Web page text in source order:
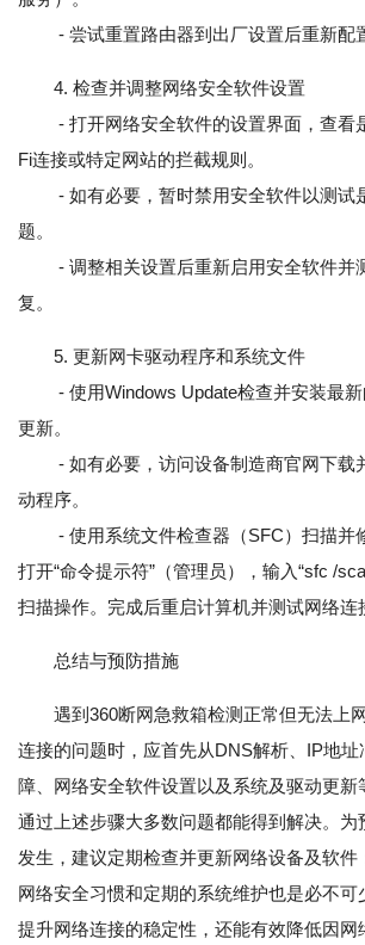
- 尝试重置路由器到出厂设置后重新配
4. 检查并调整网络安全软件设置
- 打开网络安全软件的设置界面，查看
Fi连接或特定网站的拦截规则。
- 如有必要，暂时禁用安全软件以测试
题。
- 调整相关设置后重新启用安全软件并
复。
5. 更新网卡驱动程序和系统文件
- 使用Windows Update检查并安装最新
更新。
- 如有必要，访问设备制造商官网下载
动程序。
- 使用系统文件检查器（SFC）扫描并
打开“命令提示符”（管理员），输入“sfc /
扫描操作。完成后重启计算机并测试网络连
总结与预防措施
遇到360断网急救箱检测正常但无法上
连接的问题时，应首先从DNS解析、IP地址
障、网络安全软件设置以及系统及驱动更新
通过上述步骤大多数问题都能得到解决。为
发生，建议定期检查并更新网络设备及软件
网络安全习惯和定期的系统维护也是必不可
提升网络连接的稳定性，还能有效降低因网